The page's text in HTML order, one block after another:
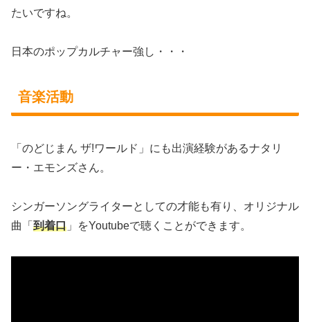
たいですね。
日本のポップカルチャー強し・・・
音楽活動
「のどじまん ザ!ワールド」にも出演経験があるナタリ
ー・エモンズさん。
シンガーソングライターとしての才能も有り、オリジナル
曲「 到着口 」をYoutubeで聴くことができます。